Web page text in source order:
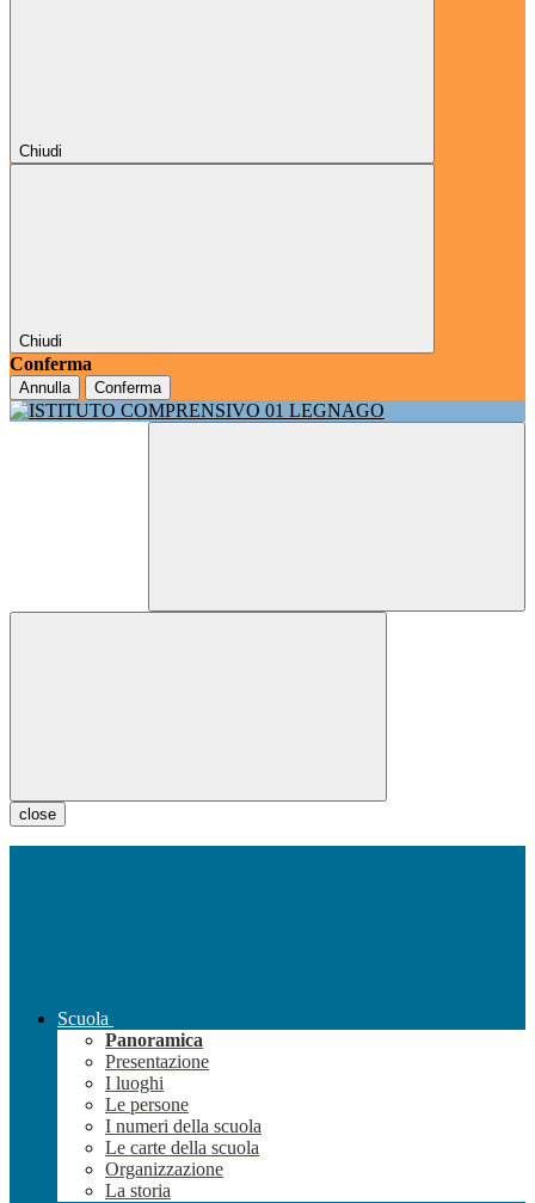
Chiudi
Chiudi
Conferma
Annulla Conferma
close
Scuola
Panoramica
Presentazione
I luoghi
Le persone
I numeri della scuola
Le carte della scuola
Organizzazione
La storia